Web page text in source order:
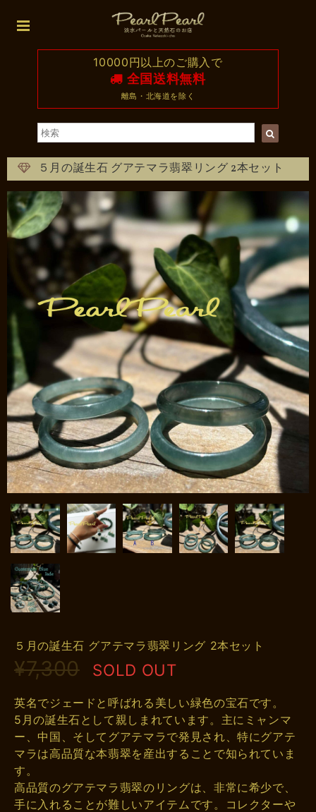
10000円以上のご購入で
全国送料無料
離島・北海道を除く
５月の誕生石 グアテマラ翡翠リング 2本セット
５月の誕生石 グアテマラ翡翠リング 2本セット
¥7,300 SOLD OUT
英名でジェードと呼ばれる美しい緑色の宝石です。
5月の誕生石として親しまれています。主にミャンマ
ー、中国、そしてグアテマラで発見され、特にグアテ
マラは高品質な本翡翠を産出することで知られていま
す。
高品質のグアテマラ翡翠のリングは、非常に希少で、
手に入れることが難しいアイテムです。コレクターや